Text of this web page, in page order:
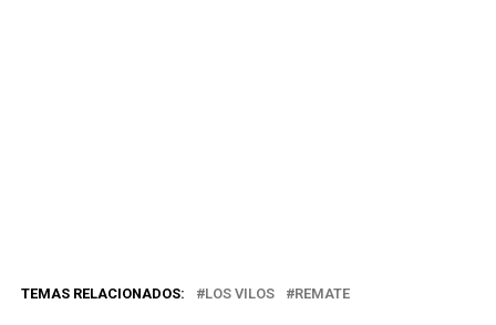
TEMAS RELACIONADOS: LOS VILOS REMATE